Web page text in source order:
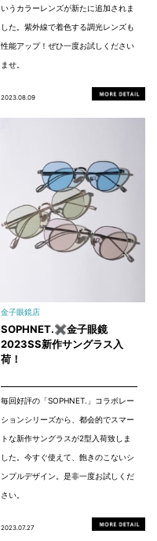
いうカラーレンズが新たに追加されま
した。紫外線で着色する調光レンズも
性能アップ！ぜひ一度お試しください
ませ。
2023.08.09
金子眼鏡店
SOPHNET.✖金子眼鏡
2023SS新作サングラス入
荷！
毎回好評の「SOPHNET.」コラボレー
ションシリーズから、都会的でスマー
トな新作サングラスが2型入荷致しま
した。今すぐ使えて、飽きのこないシ
ンプルデザイン。是非一度お試しくだ
さい。
2023.07.27